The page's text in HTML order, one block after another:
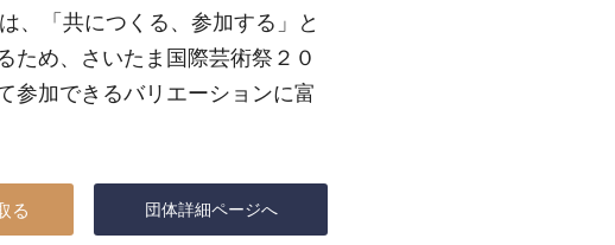
、「共につくる、参加する」と
ため、さいたま国際芸術祭２０
参加できるバリエーションに富
る 団体詳細ページへ